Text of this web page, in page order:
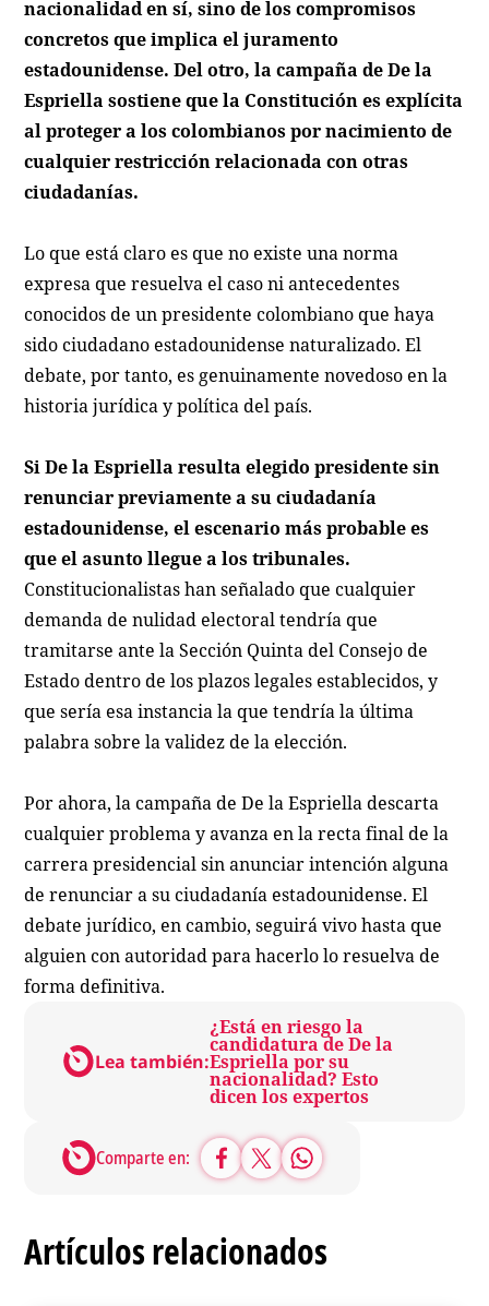
nacionalidad en sí, sino de los compromisos
concretos que implica el juramento
estadounidense. Del otro, la campaña de De la
Espriella sostiene que la Constitución es explícita
al proteger a los colombianos por nacimiento de
cualquier restricción relacionada con otras
ciudadanías.
Lo que está claro es que no existe una norma
expresa que resuelva el caso ni antecedentes
conocidos de un presidente colombiano que haya
sido ciudadano estadounidense naturalizado. El
debate, por tanto, es genuinamente novedoso en la
historia jurídica y política del país.
Si De la Espriella resulta elegido presidente sin
renunciar previamente a su ciudadanía
estadounidense, el escenario más probable es
que el asunto llegue a los tribunales.
Constitucionalistas han señalado que cualquier
demanda de nulidad electoral tendría que
tramitarse ante la Sección Quinta del Consejo de
Estado dentro de los plazos legales establecidos, y
que sería esa instancia la que tendría la última
palabra sobre la validez de la elección.
Por ahora, la campaña de De la Espriella descarta
cualquier problema y avanza en la recta final de la
carrera presidencial sin anunciar intención alguna
de renunciar a su ciudadanía estadounidense. El
debate jurídico, en cambio, seguirá vivo hasta que
alguien con autoridad para hacerlo lo resuelva de
forma definitiva.
Lea también:
¿Está en riesgo la
candidatura de De la
Espriella por su
nacionalidad? Esto
dicen los expertos
Comparte en:
Artículos relacionados